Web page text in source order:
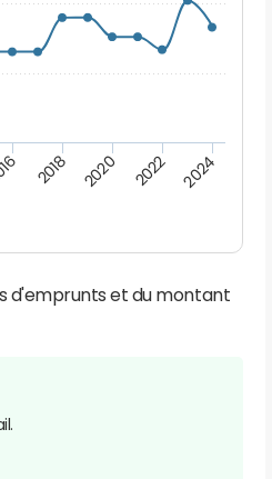
2018 2020 2022 2024
d'emprunts et du montant